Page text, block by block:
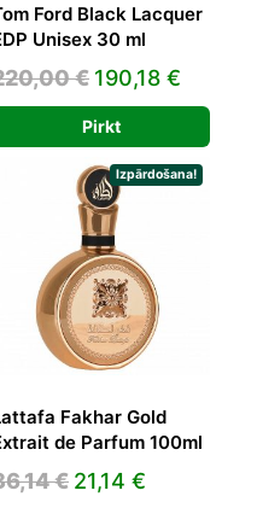
Ford Black Lacquer
Unisex 30 ml
€ Original
price
was:
220,00 €.
190,18 €
price
is:
190,18
Pirkt
Izpārdošana!
Fakhar Gold
de Parfum 100ml
€ Original
21,14 €